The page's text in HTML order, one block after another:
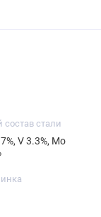
состав стали
V 3.3%, Mo